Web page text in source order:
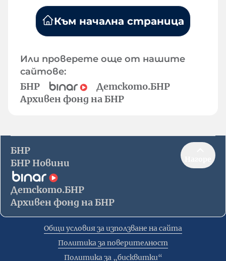
Към начална страница
Или проверете още от нашите
сайтове:
БНР
Детското.БНР
Архивен фонд на БНР
БНР
БНР Новини
Детското.БНР
Архивен фонд на БНР
Общи условия за използване на сайта
Политика за поверителност
Политика за „бисквитки“